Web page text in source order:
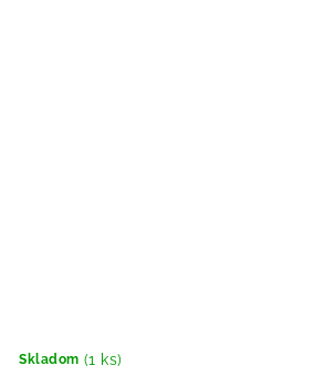
Skladom (1 ks)